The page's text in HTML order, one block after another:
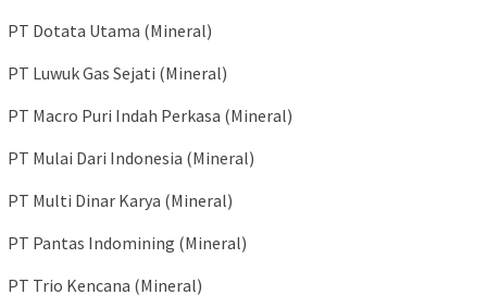
PT Dotata Utama (Mineral)
PT Luwuk Gas Sejati (Mineral)
PT Macro Puri Indah Perkasa (Mineral)
PT Mulai Dari Indonesia (Mineral)
PT Multi Dinar Karya (Mineral)
PT Pantas Indomining (Mineral)
PT Trio Kencana (Mineral)